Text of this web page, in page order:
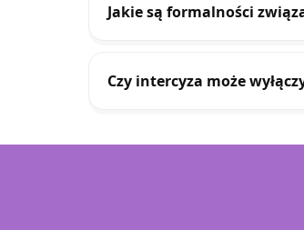
Jakie są formalności
Czy intercyza może